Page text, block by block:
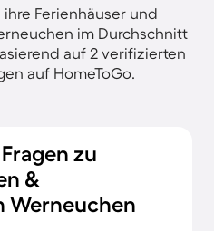
Ferienhäuser und
im Durchschnitt
auf 2 verifizierten
auf HomeToGo.
zu
&
Werneuchen